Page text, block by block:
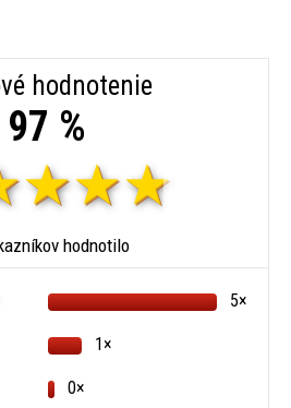
hodnotenie
97 %
hodnotilo
5×
1×
0×